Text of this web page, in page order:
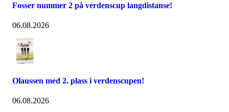
Fosser nummer 2 på verdenscup langdistanse!
06.08.2026
Olaussen med 2. plass i verdenscupen!
06.08.2026